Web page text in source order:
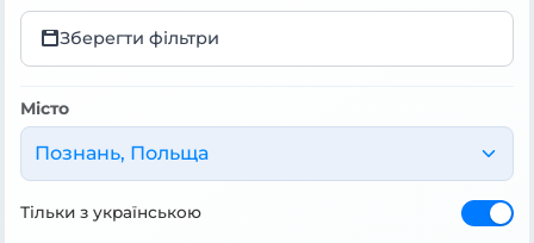
Зберегти фільтри
Місто
Познань, Польща
Тільки з українською